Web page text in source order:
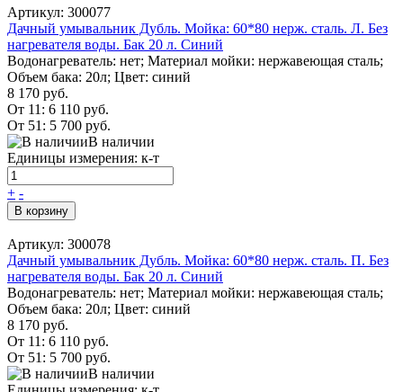
Артикул: 300077
Дачный умывальник Дубль. Мойка: 60*80 нерж. сталь. Л. Без
нагревателя воды. Бак 20 л. Синий
Водонагреватель: нет; Материал мойки: нержавеющая сталь;
Объем бака: 20л; Цвет: синий
8 170 руб.
От 11: 6 110 руб.
От 51: 5 700 руб.
В наличии
Единицы измерения: к-т
+ -
В корзину
Артикул: 300078
Дачный умывальник Дубль. Мойка: 60*80 нерж. сталь. П. Без
нагревателя воды. Бак 20 л. Синий
Водонагреватель: нет; Материал мойки: нержавеющая сталь;
Объем бака: 20л; Цвет: синий
8 170 руб.
От 11: 6 110 руб.
От 51: 5 700 руб.
В наличии